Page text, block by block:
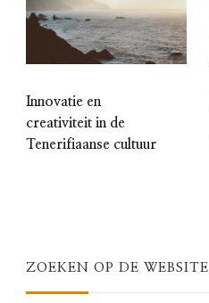
Innovatie en
creativiteit in de
Tenerifiaanse cultuur
ZOEKEN OP DE WEBSITE